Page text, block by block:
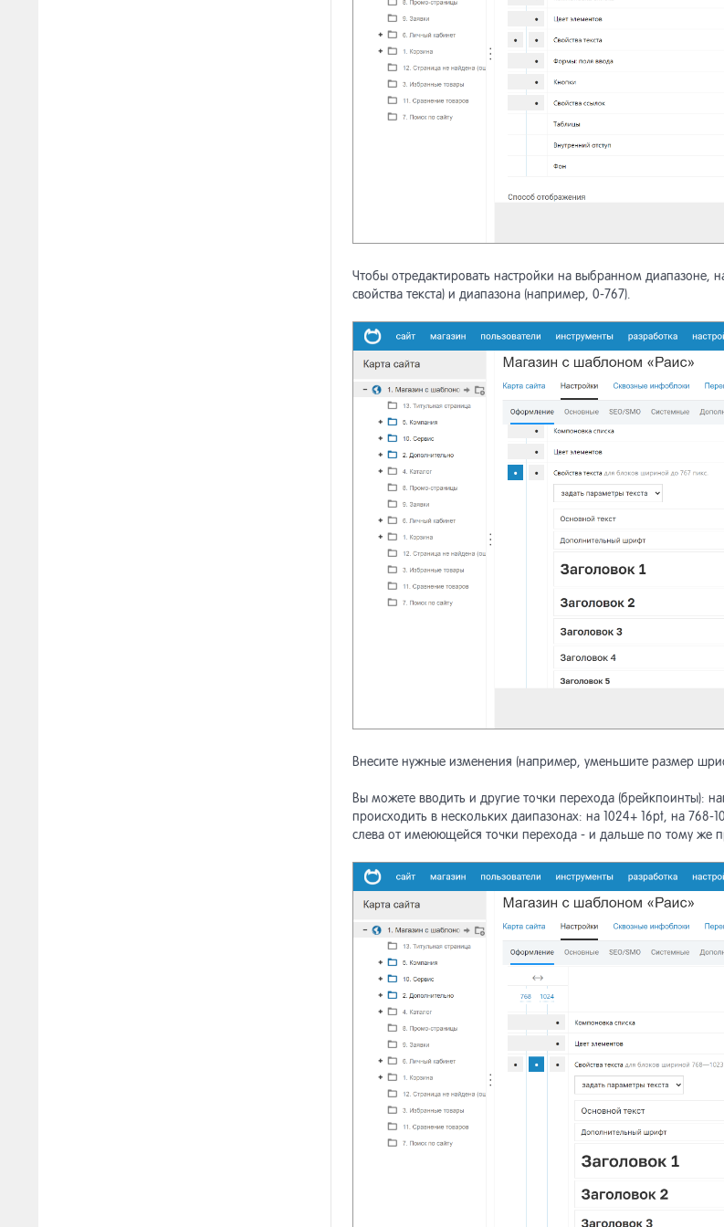
Чтобы отредактировать настройки на выбранном диапазоне,
свойства текста) и диапазона (например, 0-767).
Внесите нужные изменения (например, уменьшите размер
Вы можете вводить и другие точки перехода (брейкпоинты):
происходить в нескольких даипазонах: на 1024+ 16pt, на
слева от имеюющейся точки перехода - и дальше по тому же